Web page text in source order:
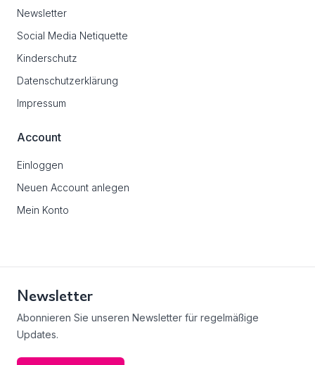
Newsletter
Social Media Netiquette
Kinderschutz
Datenschutzerklärung
Impressum
Account
Einloggen
Neuen Account anlegen
Mein Konto
Newsletter
Abonnieren Sie unseren Newsletter für regelmäßige
Updates.